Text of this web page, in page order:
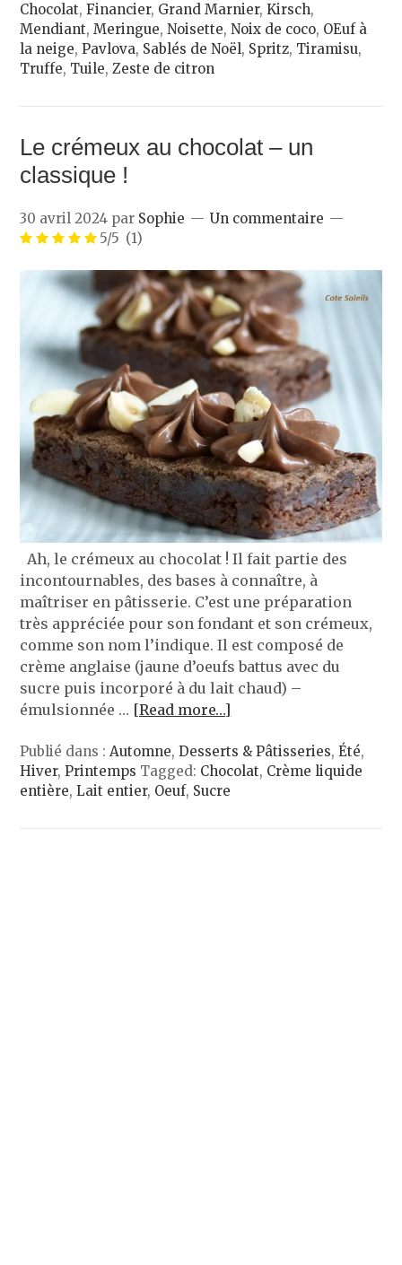
Chocolat,Financier, Grand Marnier,Kirsch,
Mendiant,Meringue,Noisette,Noix de coco, OEuf à
la neige,Pavlova, Sablés de Noël, Spritz, Tiramisu,
Truffe, Tuile,Zeste de citron
Le crémeux au chocolat – un
classique !
30 avril 2024 par Sophie
Un commentaire
5/5 (1)
Ah, le crémeux au chocolat ! Il fait partie des
incontournables, des bases à connaître, à
maîtriser en pâtisserie. C’est une préparation
très appréciée pour son fondant et son crémeux,
comme son nom l’indique. Il est composé de
crème anglaise (jaune d’oeufs battus avec du
sucre puis incorporé à du lait chaud) –
émulsionnée … [Read more…]
Publié dans :Automne,Desserts & Pâtisseries,Été,
Hiver,Printemps Tagged: Chocolat, Crème liquide
entière,Lait entier, Oeuf, Sucre